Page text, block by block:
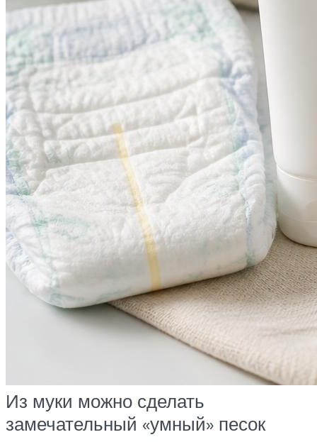
Из муки можно сделать
замечательный «умный» песок